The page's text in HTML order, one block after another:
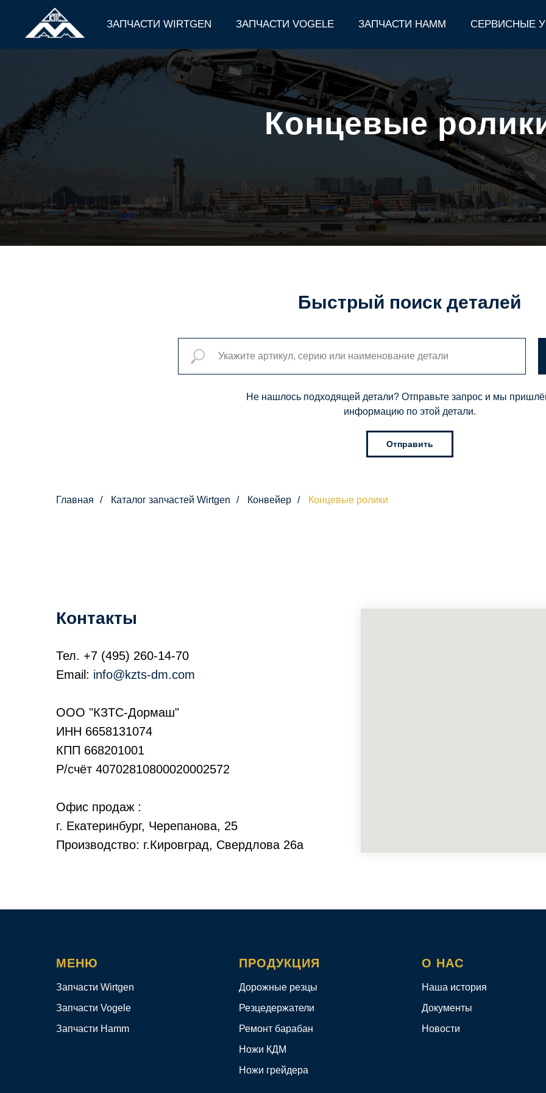
ЗАПЧАСТИ WIRTGEN ЗАПЧАСТИ VOGELE ЗАПЧАСТИ HAMM СЕРВИСНЫЕ
Концевые
Быстрый поиск деталей
Не нашлось подходящей детали? Отправьте запрос и мы
информацию по этой детали.
Отправить
Главная / Каталог запчастей Wirtgen / Конвейер / Концевые ролики
Контакты
Тел. +7 (495) 260-14-70
Email: info@kzts-dm.com
ООО "КЗТС-Дормаш"
ИНН 6658131074
КПП 668201001
Р/счёт 40702810800020002572
Офис продаж :
г. Екатеринбург, Черепанова, 25
Производство: г.Кировград, Свердлова 26а
МЕНЮ
Запчасти Wirtgen
Запчасти Vogele
Запчасти Hamm
ПРОДУКЦИЯ
Дорожные резцы
Резцедержатели
Ремонт барабан
Ножи КДМ
Ножи грейдера
О НАС
Наша история
Документы
Новости